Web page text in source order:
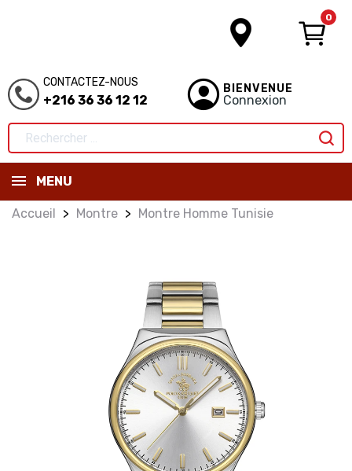
0
CONTACTEZ-NOUS
+216 36 36 12 12
BIENVENUE
Connexion
MENU
Accueil Montre Montre Homme Tunisie